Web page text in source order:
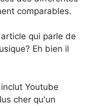
comparables.
qui parle de
Eh bien il
Youtube
cher qu'un